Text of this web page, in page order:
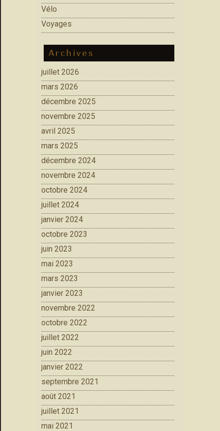
Vélo
Voyages
Archives
juillet 2026
mars 2026
décembre 2025
novembre 2025
avril 2025
mars 2025
décembre 2024
novembre 2024
octobre 2024
juillet 2024
janvier 2024
octobre 2023
juin 2023
mai 2023
mars 2023
janvier 2023
novembre 2022
octobre 2022
juillet 2022
juin 2022
janvier 2022
septembre 2021
août 2021
juillet 2021
mai 2021